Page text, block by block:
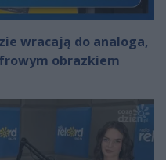
wracają do analoga,
obrazkiem